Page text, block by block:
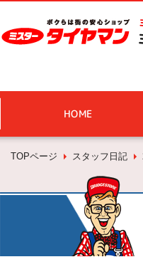
HOME
TOPページ スタッフ日記